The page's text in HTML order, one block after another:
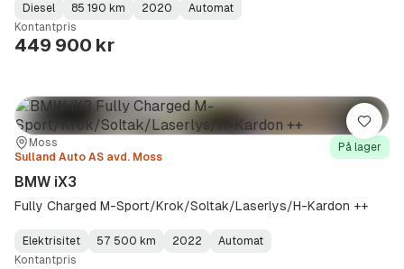
Fuel
Type:
Diesel
Kilometerstand:
85 190 km
Model
Year:
2020
Gearbox
Type:
Automat
Kontantpris
449 900 kr
Sted:
Moss
Forhandler:
Sulland Auto AS avd. Moss
På lager
BMW iX3
Fully Charged M-Sport/Krok/Soltak/Laserlys/H-Kardon ++
Fuel
Elektrisitet
Kilometerstand:
57 500 km
Model
2022
Gearbox
Automat
Kontantpris
Lagre